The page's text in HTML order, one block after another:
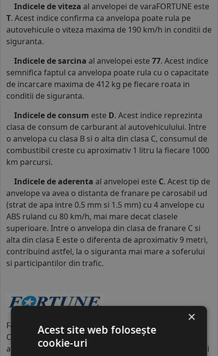
Indicele de viteza al anvelopei de varaFORTUNE este
T. Acest indice confirma ca anvelopa poate rula pe
autovehicule o viteza maxima de 190 km/h in conditii de
siguranta.
Indicele de sarcina al anvelopei este 77. Acest indice
semnifica faptul ca anvelopa poate rula cu o capacitate
de incarcare maxima de 412 kg pe fiecare roata in
conditii de siguranta.
Indicele de consum este D. Acest indice reprezinta
clasa de consum de carburant al autovehiculului. Intre
o anvelopa cu clasa B si o alta din clasa C, consumul de
combustibil creste cu aproximativ 1 litru la fiecare 1000
km parcursi.
Indicele de aderenta al anvelopei este C. Acest tip de
anvelope va avea o distanta de franare pe carosabil ud
(strat de apa intre 0.5 mm si 1.5 mm) cu 4 anvelope cu
ABS ruland cu 80 km/h, mai mare decat clasele
superioare. Intre o anvelopa din clasa de franare C si
alta din clasa E este o diferenta de aproximativ 9 metri,
contribuind astfel, la o siguranta mai mare a soferului
si participantilor din trafic.
Fortune este brandul de vârf al grupului Prinx
Chengshan, un gigant industrial cu peste 5.000 de
angajați și centre de producție automatizate în China și
×
Acest site web folosește
cookie-uri